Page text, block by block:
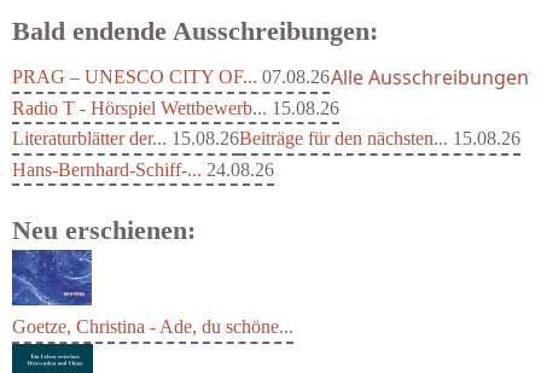
Bald endende Ausschreibungen:
PRAG – UNESCO CITY OF... 07.08.26
Radio T - Hörspiel Wettbewerb... 15.08.26
Literaturblätter der... 15.08.26Beiträge für den nächsten... 15.08.26
Hans-Bernhard-Schiff-... 24.08.26
Alle Ausschreibungen
Neu erschienen:
Goetze, Christina - Ade, du schöne...